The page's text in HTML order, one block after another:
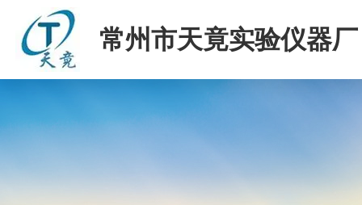
常州市天竟实验仪器厂